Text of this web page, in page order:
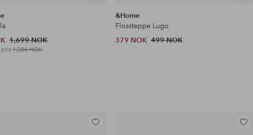
1,699 NOK
pris1,206 NOK
&Home
Flossteppe Lugo
379 NOK 499 NOK
Legg
Legg